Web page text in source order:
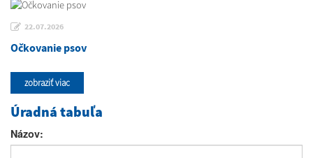
22.07.2026
Očkovanie psov
zobraziť viac
Úradná tabuľa
Názov: